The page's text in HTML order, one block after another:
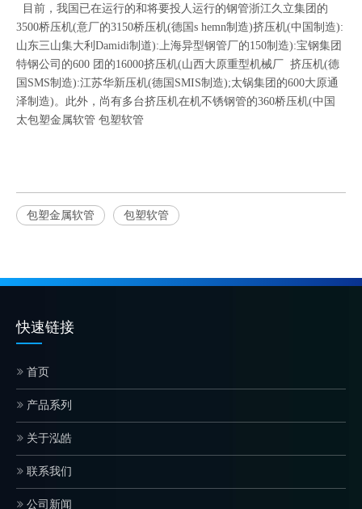
目前，我国已在运行的和将要投人运行的钢管浙江久立集团的
3500桥压机(意厂的3150桥压机(德国s hemn制造)挤压机(中国制造):
山东三山集大利Damidi制道):上海异型钢管厂的150制造):宝钢集团
特钢公司的600 团的16000挤压机(山西大原重型机械厂 挤压机(德
国SMS制造):江苏华新压机(德国SMIS制造);太锅集团的600大原通
泽制造)。此外，尚有多台挤压机在机不锈钢管的360桥压机(中国
太包塑金属软管 包塑软管
包塑金属软管 包塑软管
快速链接
首页
产品系列
关于泓皓
联系我们
公司新闻